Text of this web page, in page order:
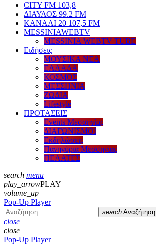
CITY FM 103,8
ΔΙΑΥΛΟΣ 99.2 FM
ΚΑΝΑΛΙ 20 107,5 FM
MESSINIAWEBTV
MESSINIA WEBTV TUBE
Eιδήσεις
ΜΟΥΣΙΚΑ ΝΕΑ
ΕΛΛΑΔΑ
ΚΟΣΜΟΣ
ΜΕΣΣΗΝΙΑ
ΖΩΔΙΑ
Lifestyle
ΠΡΟΤΑΣΕΙΣ
Events Μεσσηνίας
ΔΙΑΓΩΝΙΣΜΟΙ
Εκδηλώσεις
Πανηγύρια Μεσσηνίας
ΠΕΛΑΤΕΣ
search menu
play_arrowPLAY
volume_up
Pop-Up Player
search Αναζήτηση
close
close
Pop-Up Player